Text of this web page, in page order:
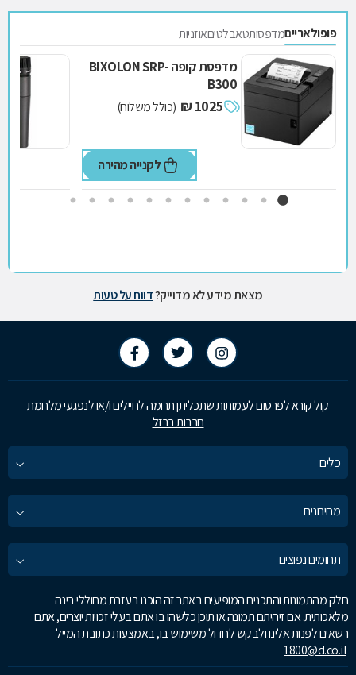
פופולארייםמדפסותטאבלטיםאוזניות
מדפסת קופה BIXOLON SRP-
B300
1025 ₪ (כולל משלוח)
לקנייה מהירה
מצאת מידע לא מדוייק?דווח על טעות
קול קורא לפרסום לעמותות שתכליתן תרומה לחיילים ו/או לנפגעי מלחמת
חרבות ברזל
כלים
מחירונים
תחומים נפוצים
חלק מהתמונות והתכנים המופיעים באתר זה הוכנו בעזרת מחוללי בינה
מלאכותית. אם זיהיתם תמונה או תוכן כלשהו בו אתם בעלי זכויות יוצרים, אתם
רשאים לפנות אלינו ולבקש לחדול משימוש בו, באמצעות כתובת המייל
1800@d.co.il